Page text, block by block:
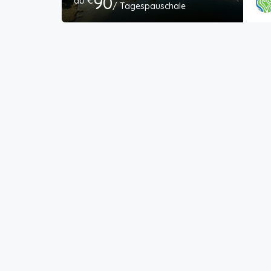
/ Tagespauschale